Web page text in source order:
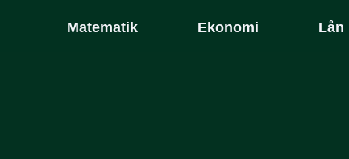
Matematik Ekonomi Lån